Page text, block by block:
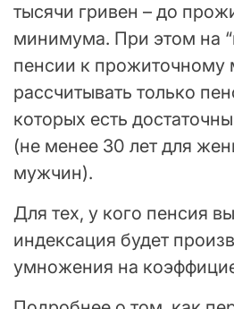
тысячи гривен – до
минимума. При этом на
пенсии к
рассчитывать только
которых есть
(не менее 30 лет для
мужчин).
Для тех, у кого пенсия
индексация будет
умножения на